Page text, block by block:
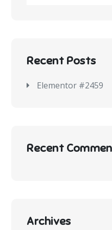
Recent Posts
Elementor #2459
Recent
Archives